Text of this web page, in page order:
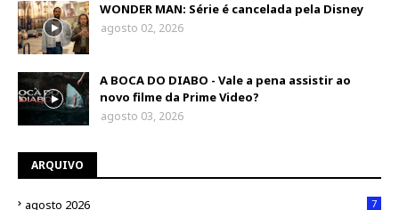
WONDER MAN: Série é cancelada pela Disney
agosto 02, 2026
A BOCA DO DIABO - Vale a pena assistir ao
novo filme da Prime Video?
agosto 03, 2026
ARQUIVO
agosto 2026 7